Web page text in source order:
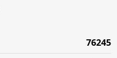
76245